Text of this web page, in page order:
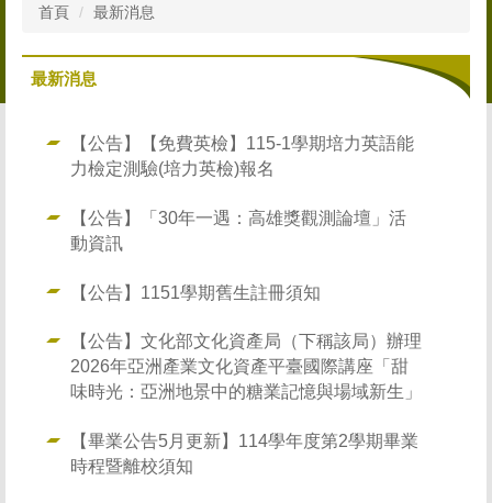
首頁 最新消息
最新消息
【公告】【免費英檢】115-1學期培力英語能
力檢定測驗(培力英檢)報名
【公告】「30年一遇：高雄獎觀測論壇」活
動資訊
【公告】1151學期舊生註冊須知
【公告】文化部文化資產局（下稱該局）辦理
2026年亞洲產業文化資產平臺國際講座「甜
味時光：亞洲地景中的糖業記憶與場域新生」
【畢業公告5月更新】114學年度第2學期畢業
時程暨離校須知